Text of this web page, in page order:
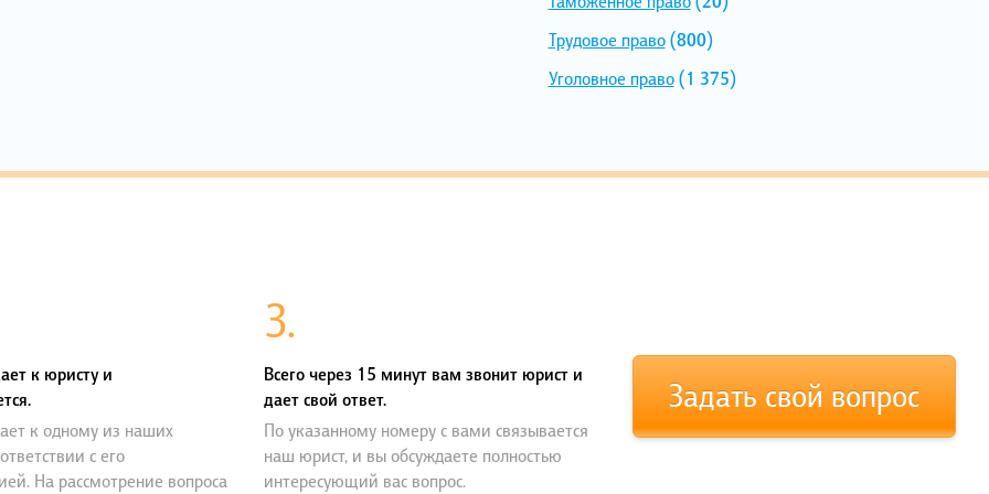
Трудовое право(800)
Уголовное право(1 375)
к юристу и
к одному из наших
с его
На рассмотрение вопроса
3.
Всего через 15 минут вам звонит юрист и
дает свой ответ.
По указанному номеру с вами связывается
наш юрист, и вы обсуждаете полностью
интересующий вас вопрос.
Задать свой вопрос